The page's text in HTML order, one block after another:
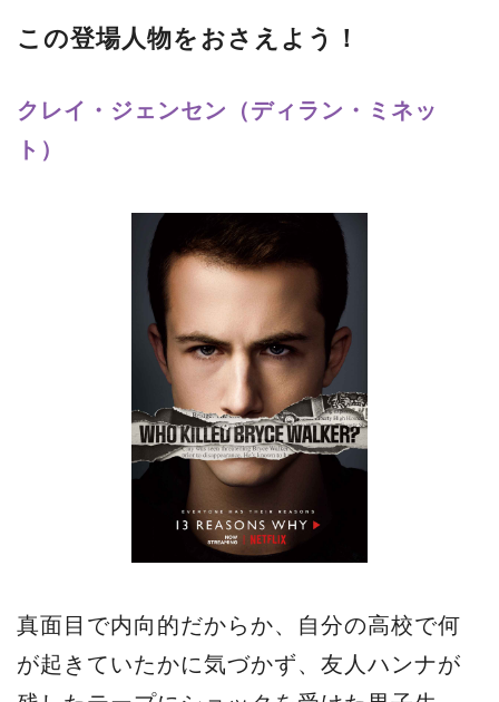
この登場人物をおさえよう！
クレイ・ジェンセン（ディラン・ミネッ
ト）
真面目で内向的だからか、自分の高校で何
が起きていたかに気づかず、友人ハンナが